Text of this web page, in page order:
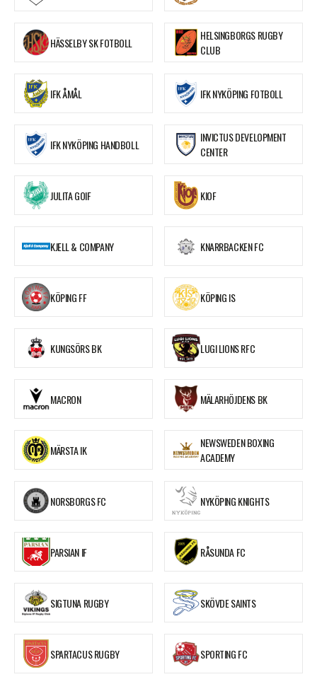
HÄSSELBY SK FOTBOLL
HELSINGBORGS RUGBY
CLUB
IFK ÅMÅL IFK NYKÖPING FOTBOLL
IFK NYKÖPING HANDBOLL
INVICTUS DEVELOPMENT
CENTER
JULITA GOIF KIOF
KJELL & COMPANY KNARRBACKEN FC
KÖPING FF KÖPING IS
KUNGSÖRS BK LUGI LIONS RFC
MACRON MÄLARHÖJDENS BK
MÄRSTA IK
NEWSWEDEN BOXING
ACADEMY
NORSBORGS FC NYKÖPING KNIGHTS
PARSIAN IF RÅSUNDA FC
SIGTUNA RUGBY SKÖVDE SAINTS
SPARTACUS RUGBY SPORTING FC